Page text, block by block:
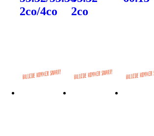
2co/4co
2co